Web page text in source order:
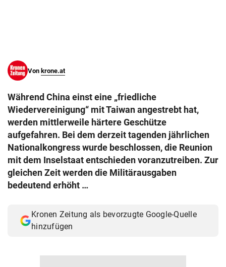
Von krone.at
Während China einst eine „friedliche
Wiedervereinigung“ mit Taiwan angestrebt hat,
werden mittlerweile härtere Geschütze
aufgefahren. Bei dem derzeit tagenden jährlichen
Nationalkongress wurde beschlossen, die Reunion
mit dem Inselstaat entschieden voranzutreiben. Zur
gleichen Zeit werden die Militärausgaben
bedeutend erhöht …
Kronen Zeitung als bevorzugte Google-Quelle
hinzufügen